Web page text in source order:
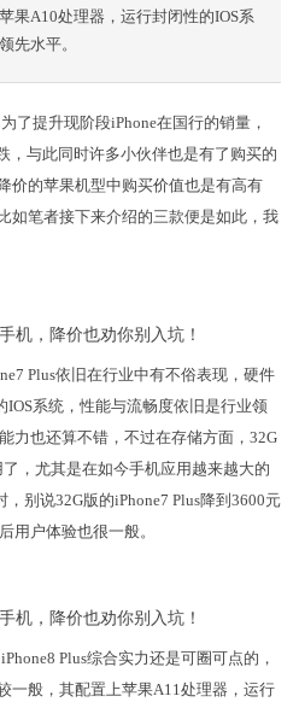
果A10处理器，运行封闭性的IOS系
先水平。
了提升现阶段iPhone在国行的销量，
，与此同时许多小伙伴也是有了购买的
价的苹果机型中购买价值也是有高有
如笔者接下来介绍的三款便是如此，我
Plus依旧在行业中有不俗表现，硬件
系统，性能与流畅度依旧是行业领
力也还算不错，不过在存储方面，32G
，尤其是在如今手机应用越来越大的
别说32G版的iPhone7 Plus降到3600元
用户体验也很一般。
Plus综合实力还是可圈可点的，
一般，其配置上苹果A11处理器，运行